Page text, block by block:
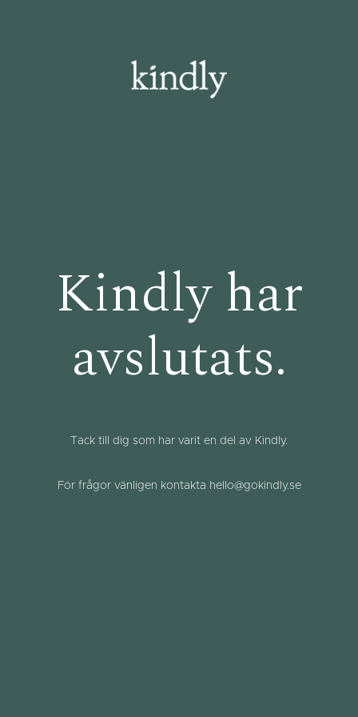
Kindly har
avslutats.
Tack till dig som har varit en del av Kindly.
För frågor vänligen kontakta hello@gokindly.se